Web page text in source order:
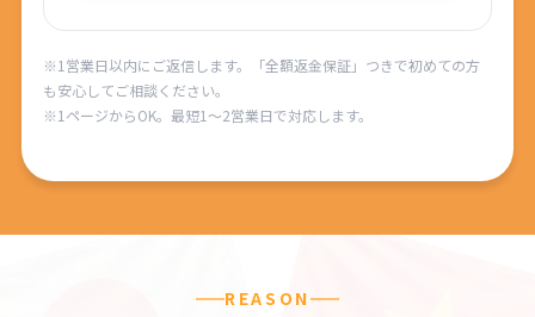
※1営業日以内にご返信します。「全額返金保証」つきで初めての方
も安心してご相談ください。
※1ページからOK。最短1〜2営業日で対応します。
REASON